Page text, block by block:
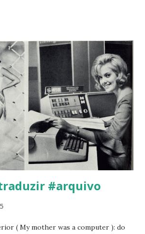
presidente da Harvard, Charles W. Eliot,
sabe quase nada sobre as
naturais do sexo feminino". Mas em
Charles Edward Pickering estava
dados astronômicos coletados através
telescópio assim como das modernas
as "naturais capacidades mentais" das
Pickering, então, contratou sua
F...
#arquivo
( My mother was a computer ): do